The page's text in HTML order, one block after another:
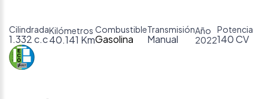
Cilindrada
1.332 c.c
Kilómetros
40.141 Km
Combustible
Gasolina
Transmisión
Manual
Año
2022
Potencia
140 CV